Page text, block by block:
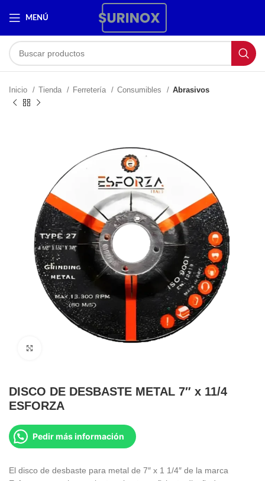
MENÚ
Inicio Tienda Ferretería Consumibles Abrasivos
DISCO DE DESBASTE METAL 7″ x 11/4
ESFORZA
Pedir más información
El disco de desbaste para metal de 7″ x 1 1/4″ de la marca